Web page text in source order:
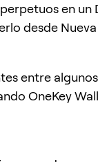
en un
desde
entre
OneKey